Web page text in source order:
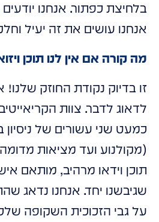
בלחיצת כפתור. אנחנו
אנחנו עושים את זה יעיל
מה קורה אם אין לנו תוכן
זו בדיוק נקודת החוזק
לדאוג לדבר. צוות
כמעט שני עשורים של ניסיון
(מקולנוע ועד מציאות
תוכן וידאו מרהיב, מותאם
שגיבשנו יחד. אנחנו נדאג
על גבי הזכוכית השקופה